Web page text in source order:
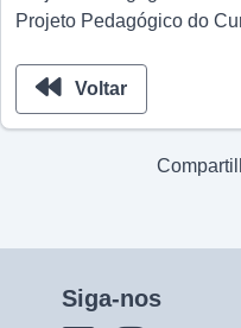
Projeto Pedagógico do
Voltar
Siga-nos